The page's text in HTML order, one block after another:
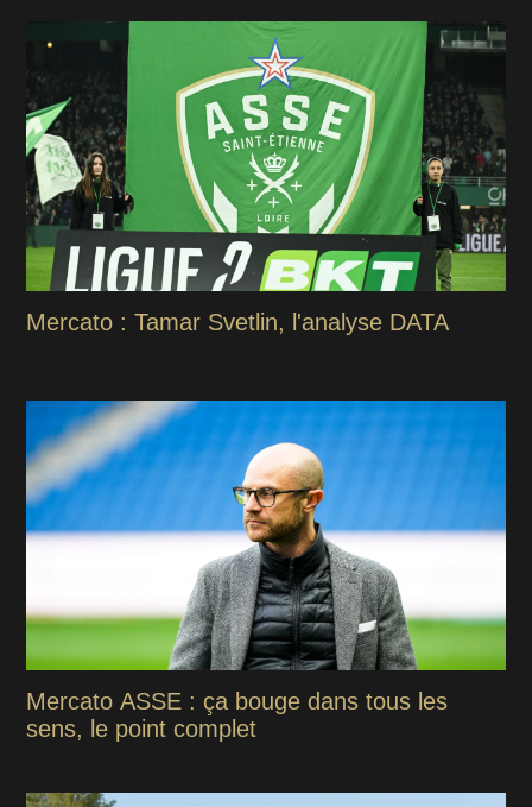
Mercato : Tamar Svetlin, l'analyse DATA
Mercato ASSE : ça bouge dans tous les
sens, le point complet